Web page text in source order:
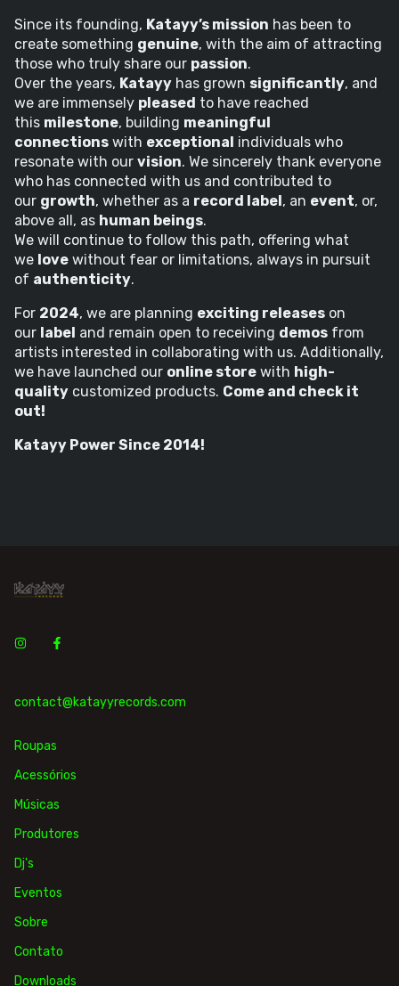
Since its founding, Katayy’s mission has been to
create something genuine, with the aim of attracting
those who truly share our passion.
Over the years, Katayy has grown significantly, and
we are immensely pleased to have reached
this milestone, building meaningful
connections with exceptional individuals who
resonate with our vision. We sincerely thank everyone
who has connected with us and contributed to
our growth, whether as a record label, an event, or,
above all, as human beings.
We will continue to follow this path, offering what
we love without fear or limitations, always in pursuit
of authenticity.
For 2024, we are planning exciting releases on
our label and remain open to receiving demos from
artists interested in collaborating with us. Additionally,
we have launched our online store with high-
quality customized products. Come and check it
out!
Katayy Power Since 2014!
contact@katayyrecords.com
Roupas
Acessórios
Músicas
Produtores
Dj's
Eventos
Sobre
Contato
Downloads